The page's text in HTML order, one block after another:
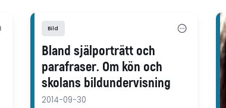
Bild
Bland själporträtt och
parafraser. Om kön och
skolans bildundervisning
2014-09-30